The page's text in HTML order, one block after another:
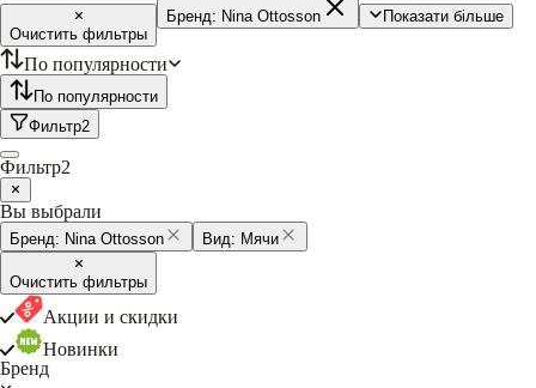
Очистить фильтры
Бренд: Nina Ottosson Показати більше
По популярности
По популярности
Фильтр2
Фильтр2
Вы выбрали
Бренд: Nina Ottosson Вид: Мячи
Очистить фильтры
Акции и скидки
Новинки
Бренд